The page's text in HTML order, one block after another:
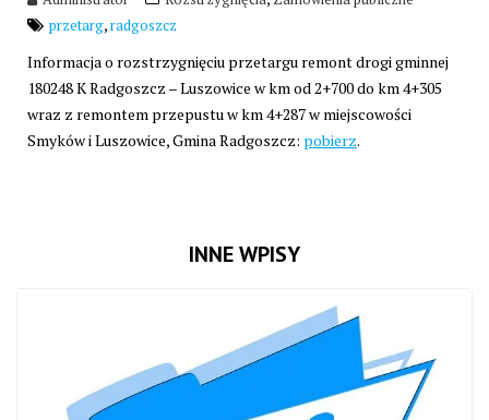
przetarg,radgoszcz
Informacja o rozstrzygnięciu przetargu remont drogi gminnej
180248 K Radgoszcz – Luszowice w km od 2+700 do km 4+305
wraz z remontem przepustu w km 4+287 w miejscowości
Smyków i Luszowice, Gmina Radgoszcz: pobierz.
INNE WPISY